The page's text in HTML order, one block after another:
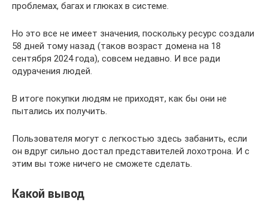
проблемах, багах и глюках в системе.
Но это все не имеет значения, поскольку ресурс создали
58 дней тому назад (таков возраст домена на 18
сентября 2024 года), совсем недавно. И все ради
одурачения людей.
В итоге покупки людям не приходят, как бы они не
пытались их получить.
Пользователя могут с легкостью здесь забанить, если
он вдруг сильно достал представителей лохотрона. И с
этим вы тоже ничего не сможете сделать.
Какой вывод